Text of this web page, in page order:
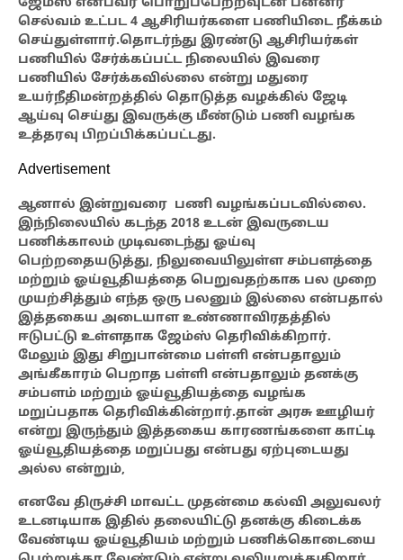
ஜேம்ஸ் என்பவர் பொறுப்பேற்றவுடன் பன்னீர்
செல்வம் உட்பட 4 ஆசிரியர்களை பணியிடை நீக்கம்
செய்துள்ளார்.தொடர்ந்து இரண்டு ஆசிரியர்கள்
பணியில் சேர்க்கப்பட்ட நிலையில் இவரை
பணியில் சேர்க்கவில்லை என்று மதுரை
உயர்நீதிமன்றத்தில் தொடுத்த வழக்கில் ஜேடி
ஆய்வு செய்து இவருக்கு மீண்டும் பணி வழங்க
உத்தரவு பிறப்பிக்கப்பட்டது.
Advertisement
ஆனால் இன்றுவரை பணி வழங்கப்படவில்லை.
இந்நிலையில் கடந்த 2018 உடன் இவருடைய
பணிக்காலம் முடிவடைந்து ஓய்வு
பெற்றதையடுத்து, நிலுவையிலுள்ள சம்பளத்தை
மற்றும் ஓய்வூதியத்தை பெறுவதற்காக பல முறை
முயற்சித்தும் எந்த ஒரு பலனும் இல்லை என்பதால்
இத்தகைய அடையாள உண்ணாவிரதத்தில்
ஈடுபட்டு உள்ளதாக ஜேம்ஸ் தெரிவிக்கிறார்.
மேலும் இது சிறுபான்மை பள்ளி என்பதாலும்
அங்கீகாரம் பெறாத பள்ளி என்பதாலும் தனக்கு
சம்பளம் மற்றும் ஓய்வூதியத்தை வழங்க
மறுப்பதாக தெரிவிக்கின்றார்.தான் அரசு ஊழியர்
என்று இருந்தும் இத்தகைய காரணங்களை காட்டி
ஓய்வூதியத்தை மறுப்பது என்பது ஏற்புடையது
அல்ல என்றும்,
எனவே திருச்சி மாவட்ட முதன்மை கல்வி அலுவலர்
உடனடியாக இதில் தலையிட்டு தனக்கு கிடைக்க
வேண்டிய ஓய்வூதியம் மற்றும் பணிக்கொடையை